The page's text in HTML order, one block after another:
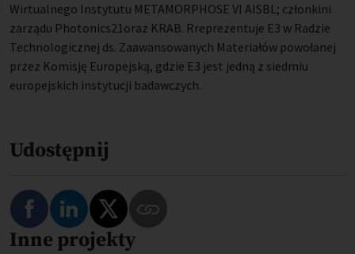
Wirtualnego Instytutu METAMORPHOSE VI AISBL; członkini
zarządu Photonics21oraz KRAB. Rreprezentuje E3 w Radzie
Technologicznej ds. Zaawansowanych Materiałów powołanej
przez Komisję Europejską, gdzie E3 jest jedną z siedmiu
europejskich instytucji badawczych.
Udostępnij
Podziel się na Facebooku
Podziel się na LinkedIn
Podziel się na Twitterze
Inne projekty